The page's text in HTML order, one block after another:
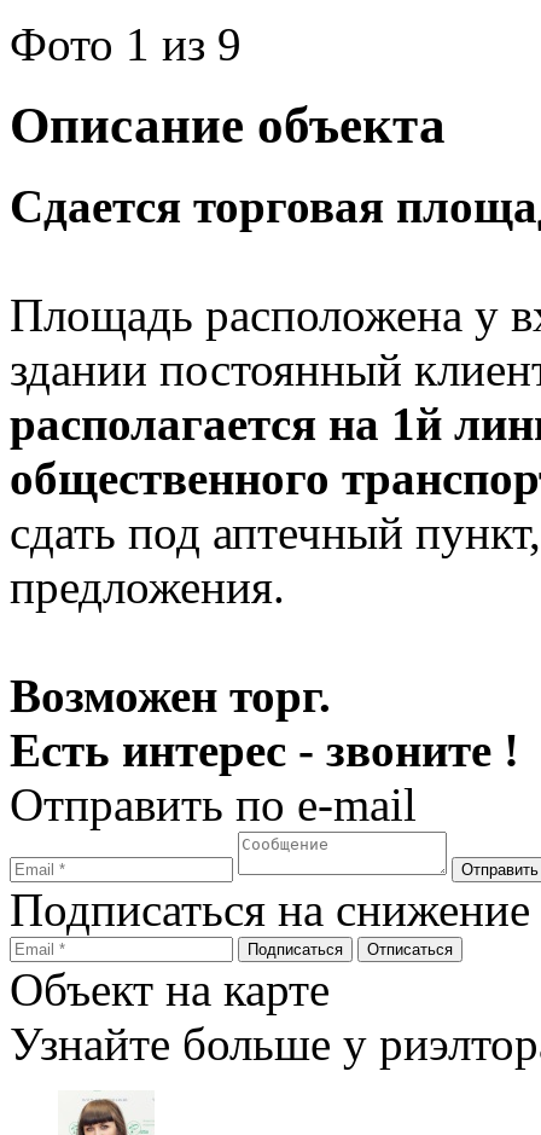
Фото 1 из 9
Описание объекта
Сдается торговая
Площадь расположена у
здании постоянный
располагается на 1й
общественного
сдать под аптечный
предложения.
Возможен торг.
Есть интерес - звоните !
Отправить по e-mail
Подписаться на
Объект на карте
Узнайте больше у